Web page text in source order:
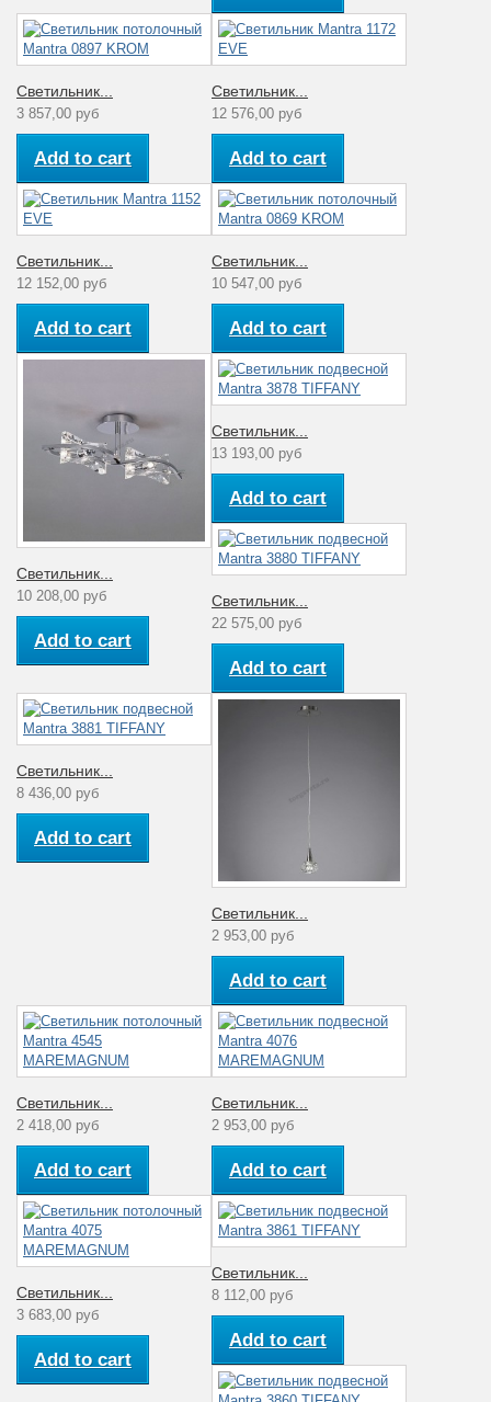
накаливания
(Вт)
120
Рабочее
напряжение (V)
Диапазон
температур
Комнатная
температура
Количество
плафонов
Материал
плафона
Facete
Светильник...
3 857,00 руб
Add to cart
Светильник...
12 576,00 руб
Add to cart
Светильник...
12 152,00 руб
Add to cart
Светильник...
10 547,00 руб
Add to cart
Светильник...
10 208,00 руб
Add to cart
Светильник...
13 193,00 руб
Add to cart
Светильник...
22 575,00 руб
Add to cart
Светильник...
8 436,00 руб
Add to cart
Светильник...
2 953,00 руб
Add to cart
Светильник...
2 418,00 руб
Add to cart
Светильник...
2 953,00 руб
Add to cart
Светильник...
3 683,00 руб
Add to cart
Светильник...
8 112,00 руб
Add to cart